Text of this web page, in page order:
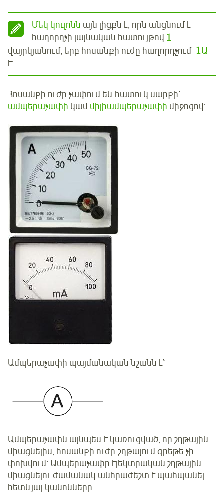
Մեկ կուլոնն այն լիցքն է, որն անցնում է
հաղորդչի լայնական հատույթով 1
վայրկյանում, երբ հոսանքի ուժը հաղորդչում 1Ա
է:
Հոսանքի ուժը չափում են հատուկ սարքի՝
ամպերաչափի կամմիլիամպերաչափի միջոցով:
Ամպերաչափի պայմանական նշանն է`
Ամպերաչափն այնպես է կառուցված, որ շղթային
միացնելիս, հոսանքի ուժը շղթայում գրեթե չի
փոխվում: Ամպերաչափը էլեկտրական շղթային
միացնելու ժամանակ անհրաժեշտ է պահպանել
հետևյալ կանոնները.